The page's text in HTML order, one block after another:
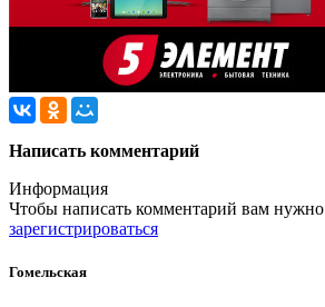
Написать комментарий
Информация
Чтобы написать комментарий вам нужно
зарегистрироваться
Гомельская